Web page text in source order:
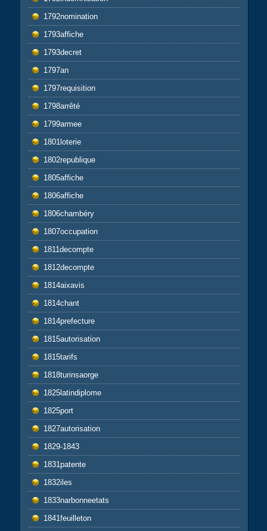
1792nomination
1793affiche
1793decret
1797an
1797requisition
1798arrêté
1799armee
1801loterie
1802republique
1805affiche
1806affiche
1806chambéry
1807occupation
1811decompte
1812decompte
1814aixavis
1814chant
1814prefecture
1815autorisation
1815tarifs
1818turinsaorge
1825latindiplome
1825port
1827autorisation
1829-1843
1831patente
1832iles
1833narbonneetats
1841feuilleton